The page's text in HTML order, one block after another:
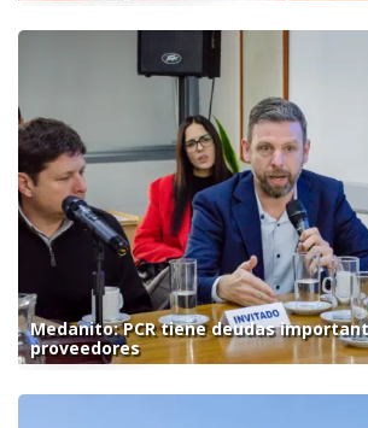
Medanito: PCR tiene deudas
proveedores